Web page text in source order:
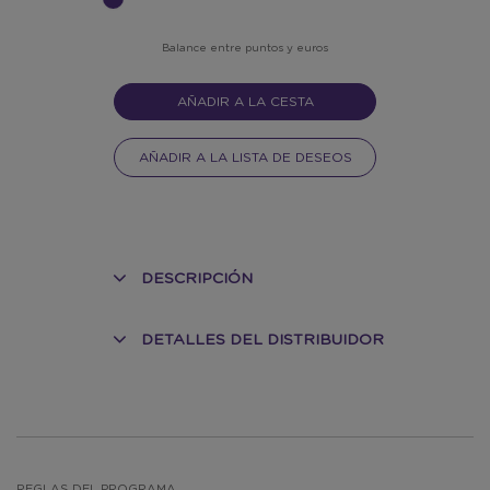
INPUT
Balance entre puntos y euros
AÑADIR A LA CESTA
AÑADIR A LA LISTA DE DESEOS
DESCRIPCIÓN
DETALLES DEL DISTRIBUIDOR